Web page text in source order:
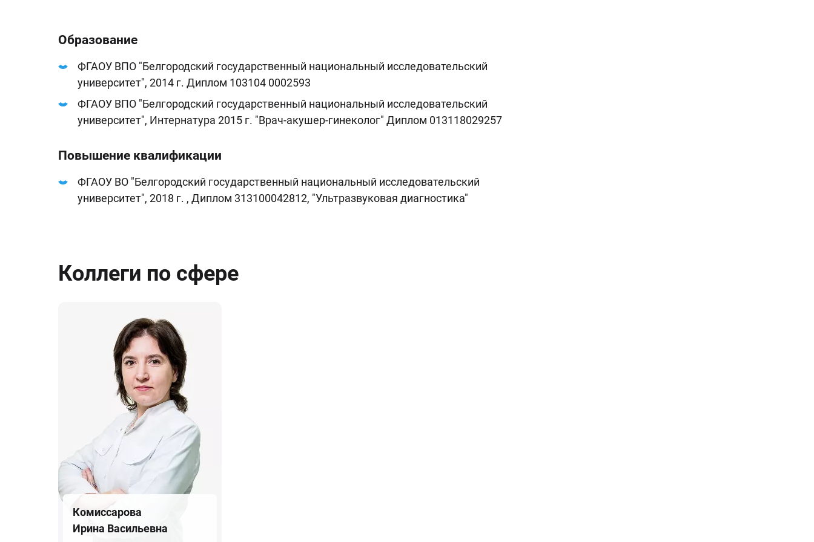
Образование
ФГАОУ ВПО "Белгородский государственный национальный исследовательский
университет", 2014 г. Диплом 103104 0002593
ФГАОУ ВПО "Белгородский государственный национальный исследовательский
университет", Интернатура 2015 г. "Врач-акушер-гинеколог" Диплом 013118029257
Повышение квалификации
ФГАОУ ВО "Белгородский государственный национальный исследовательский
университет", 2018 г. , Диплом 313100042812, "Ультразвуковая диагностика"
Коллеги по сфере
Комиссарова
Ирина Васильевна